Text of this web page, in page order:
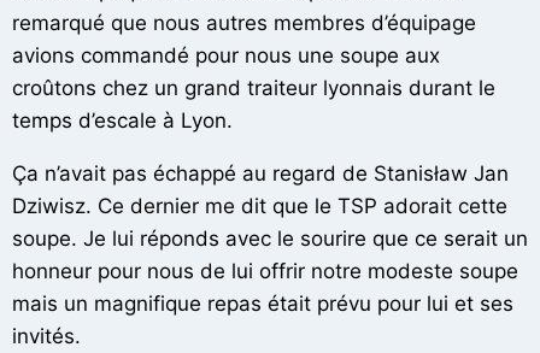
remarqué que nous autres membres d’équipage
avions commandé pour nous une soupe aux
croûtons chez un grand traiteur lyonnais durant le
temps d’escale à Lyon.
Ça n’avait pas échappé au regard de Stanisław Jan
Dziwisz. Ce dernier me dit que le TSP adorait cette
soupe. Je lui réponds avec le sourire que ce serait un
honneur pour nous de lui offrir notre modeste soupe
mais un magnifique repas était prévu pour lui et ses
invités.